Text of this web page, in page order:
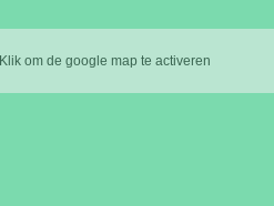
Klik om de google map te activeren